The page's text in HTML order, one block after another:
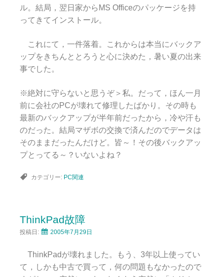
ル。結局，翌日家からMS Officeのパッケージを持
ってきてインストール。
これにて，一件落着。これからは本当にバックア
ップをきちんととろうと心に決めた，暑い夏の出来
事でした。
※絶対に守らないと思うぞ＞私。だって，ほん一月
前に会社のPCが壊れて修理したばかり。その時も
最新のバックアップが半年前だったから，冷や汗も
のだった。結局マザボの交換で済んだのでデータは
そのままだったんだけど。皆～！その後バックアッ
プとってる～？いないよね？
カテゴリー: PC関連
ThinkPad故障
投稿日: 2005年7月29日
ThinkPadが壊れました。もう、3年以上使ってい
て，しかも中古で買って，何の問題もなかったので